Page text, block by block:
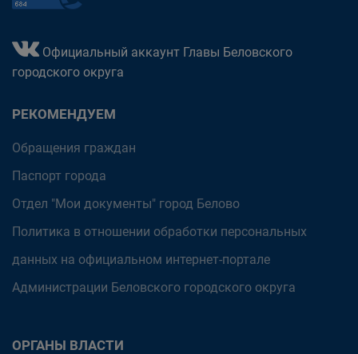
Официальный аккаунт Главы Беловского
городского округа
РЕКОМЕНДУЕМ
Обращения граждан
Паспорт города
Отдел "Мои документы" город Белово
Политика в отношении обработки персональных
данных на официальном интернет-портале
Администрации Беловского городского округа
ОРГАНЫ ВЛАСТИ